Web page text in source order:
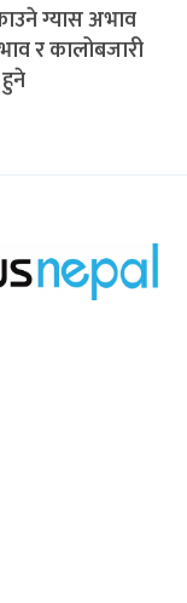
ग्यास अभाव
र कालोबजारी